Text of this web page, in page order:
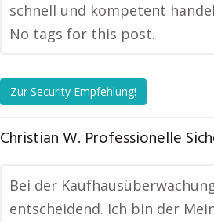
schnell und kompetent
No tags for this post.
Zur Security Empfehlung!
Christian W. Professionelle
Bei der
entscheidend. Ich bin der